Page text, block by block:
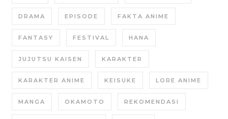
DRAMA EPISODE FAKTA ANIME
FANTASY FESTIVAL HANA
JUJUTSU KAISEN KARAKTER
KARAKTER ANIME KEISUKE LORE ANIME
MANGA OKAMOTO REKOMENDASI